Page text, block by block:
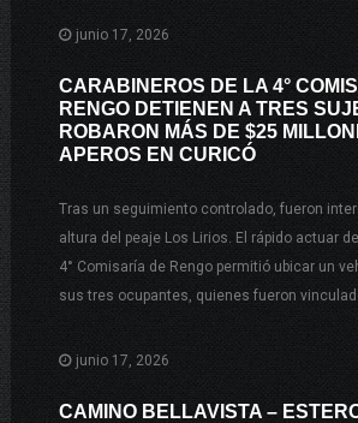
junio 17, 2026
CARABINEROS DE LA 4°
RENGO DETIENEN A TRES
ROBARON MÁS DE $25
APEROS EN CURICÓ
Tras un seguimiento controlado, fueron
altura del peaje Los Lirios. El rápido actuar
4° Comisaría de Rengo permitió ubicar un
sus tres ocupantes, quienes fueron
junio 17, 2026
CAMINO BELLAVISTA –